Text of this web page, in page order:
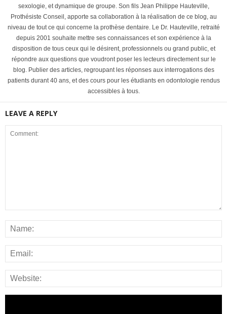
sexologie, et dynamique de groupe. Son fils Jean Philippe Hauteville,
Prothésiste Conseil, apporte sa collaboration à la réalisation de ce blog, au
niveau de tout ce qui concerne la prothèse dentaire. Le Dr. Hauteville, retraité
depuis 2001 souhaite mettre ses connaissances et son expérience à la
disposition de tous ceux qui le désirent, professionnels ou grand public, et
répondre aux questions que voudront poser les lecteurs directement sur le
blog. Publier des articles, regroupant les réponses aux interrogations des
patients durant 40 ans, et des cours pour les étudiants en odontologie rendus
accessibles à tous.
LEAVE A REPLY